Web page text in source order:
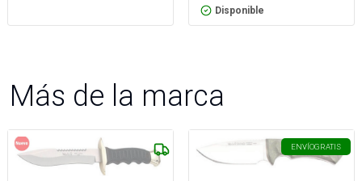
Disponible
Más de la marca
ENVÍOGRATIS